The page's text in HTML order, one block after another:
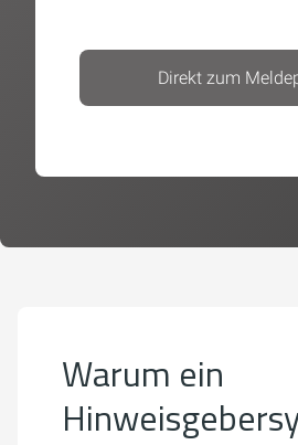
Direkt zum
Warum ein